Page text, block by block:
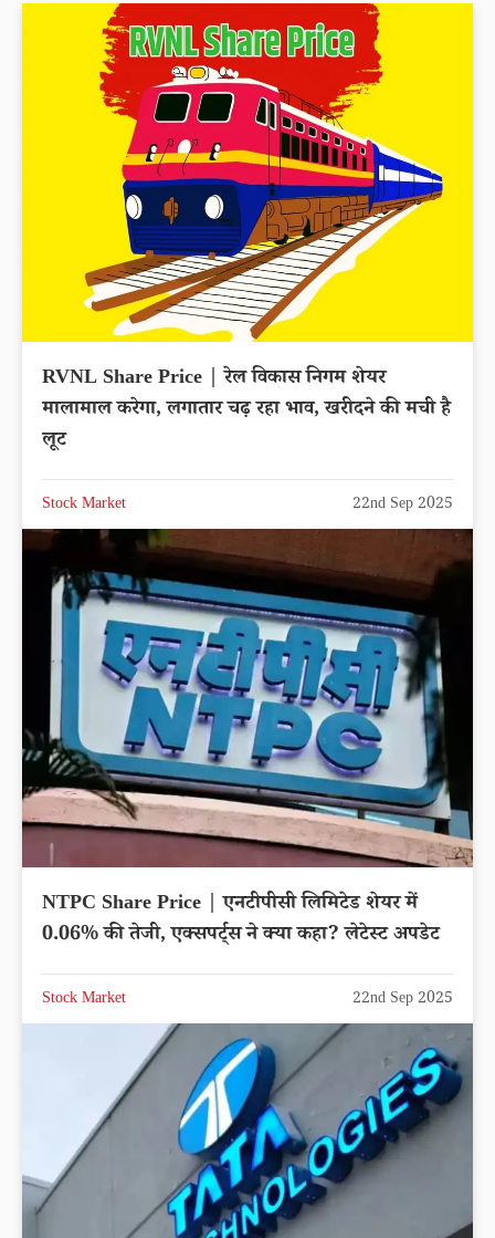
RVNL Share Price | रेल विकास निगम शेयर
मालामाल करेगा, लगातार चढ़ रहा भाव, खरीदने की मची है
लूट
Stock Market 22nd Sep 2025
NTPC Share Price | एनटीपीसी लिमिटेड शेयर में
0.06% की तेजी, एक्सपर्ट्स ने क्या कहा? लेटेस्ट अपडेट
Stock Market 22nd Sep 2025